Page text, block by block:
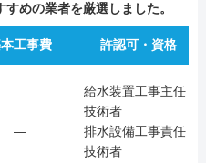
めの業者を厳選しました。
工事費 許認可・資格
―
給水装置工事主任
技術者
排水設備工事責任
技術者